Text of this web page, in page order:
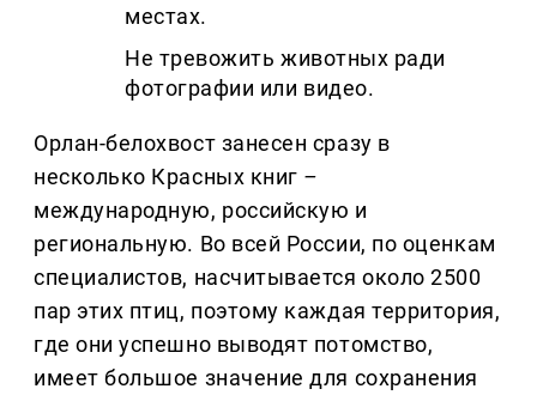
местах.
Не тревожить животных ради
фотографии или видео.
Орлан-белохвост занесен сразу в
несколько Красных книг –
международную, российскую и
региональную. Во всей России, по оценкам
специалистов, насчитывается около 2500
пар этих птиц, поэтому каждая территория,
где они успешно выводят потомство,
имеет большое значение для сохранения